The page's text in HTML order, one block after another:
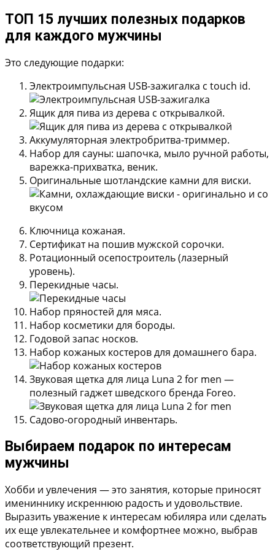
ТОП 15 лучших полезных подарков
для каждого мужчины
Это следующие подарки:
Электроимпульсная USB-зажигалка с touch id.
Ящик для пива из дерева с открывалкой.
Аккумуляторная электробритва-триммер.
Набор для сауны: шапочка, мыло ручной работы,
варежка-прихватка, веник.
Оригинальные шотландские камни для виски.
Ключница кожаная.
Сертификат на пошив мужской сорочки.
Ротационный осепостроитель (лазерный
уровень).
Перекидные часы.
Набор пряностей для мяса.
Набор косметики для бороды.
Годовой запас носков.
Набор кожаных костеров для домашнего бара.
Звуковая щетка для лица Luna 2 for men —
полезный гаджет шведского бренда Foreo.
Садово-огородный инвентарь.
Выбираем подарок по интересам
мужчины
Хобби и увлечения — это занятия, которые приносят
имениннику искреннюю радость и удовольствие.
Выразить уважение к интересам юбиляра или сделать
их еще увлекательнее и комфортнее можно, выбрав
соответствующий презент.